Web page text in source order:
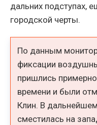
дальних подступах,
городской черты.
По данным
фиксации
пришлись
времени и были
Клин. В
сместилась на